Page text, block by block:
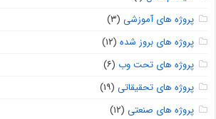
پروژه های آموزشی (۳)
پروژه های بروز شده (۱۲)
پروژه های تحت وب (۶)
پروژه های تحقیقاتی (۱۹)
پروژه های صنعتی (۱۲)